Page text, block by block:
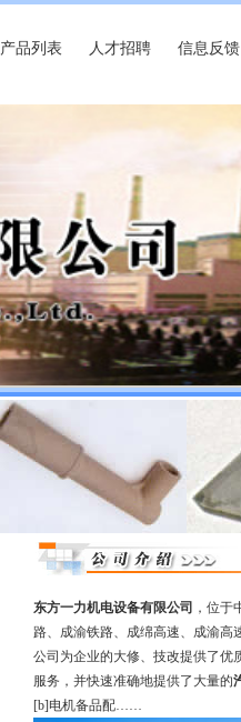
产品列表 人才招聘 信息反馈
东方一力机电设备有限公司 ，位
路、成渝铁路、成绵高速、成渝高
公司为企业的大修、技改提供了优
服务，并快速准确地提供了大量的
[b]电机备品配……